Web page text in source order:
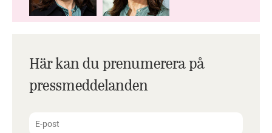
Här kan du prenumerera på
pressmeddelanden